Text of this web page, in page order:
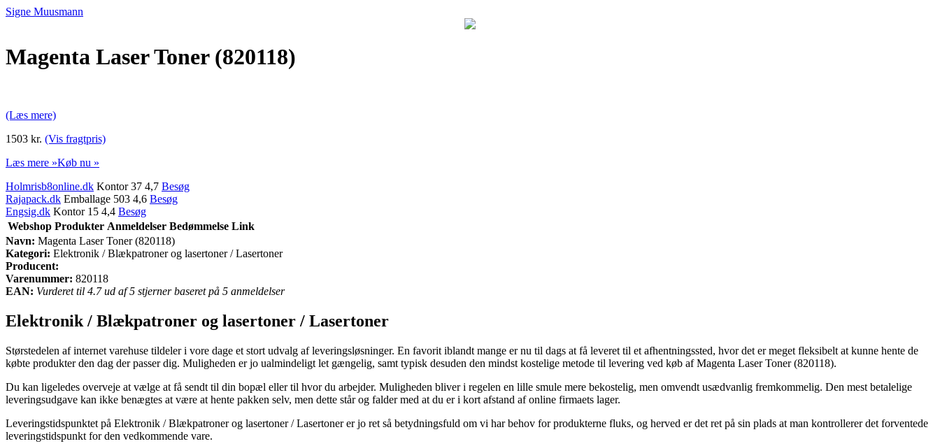
Signe Muusmann
Magenta Laser Toner (820118)
(Læs mere)
1503 kr. (Vis fragtpris)
Læs mere »Køb nu »
Holmrisb8online.dk Kontor 37 4,7 Besøg
Rajapack.dk Emballage 503 4,6 Besøg
Engsig.dk Kontor 15 4,4 Besøg
Webshop Produkter Anmeldelser Bedømmelse Link
Navn: Magenta Laser Toner (820118)
Kategori: Elektronik / Blækpatroner og lasertoner / Lasertoner
Producent:
Varenummer: 820118
EAN: Vurderet til 4.7 ud af 5 stjerner baseret på 5 anmeldelser
Elektronik / Blækpatroner og lasertoner / Lasertoner
Størstedelen af internet varehuse tildeler i vore dage et stort udvalg af leveringsløsninger. En favorit iblandt mange er nu til dags at få leveret til et afhentningssted, hvor det er meget fleksibelt at kunne hente de
købte produkter den dag der passer dig. Muligheden er jo ualmindeligt let gængelig, samt typisk desuden den mindst kostelige metode til levering ved køb af Magenta Laser Toner (820118).
Du kan ligeledes overveje at vælge at få sendt til din bopæl eller til hvor du arbejder. Muligheden bliver i regelen en lille smule mere bekostelig, men omvendt usædvanlig fremkommelig. Den mest betalelige
leveringsudgave kan ikke benægtes at være at hente pakken selv, men dette står og falder med at du er i kort afstand af online firmaets lager.
Leveringstidspunktet på Elektronik / Blækpatroner og lasertoner / Lasertoner er jo ret så betydningsfuld om vi har behov for produkterne fluks, og herved er det ret på sin plads at man kontrollerer det forventede
leveringstidspunkt for den vedkommende vare.